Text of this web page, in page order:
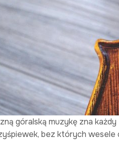
góralską muzykę zna
bez których wesele